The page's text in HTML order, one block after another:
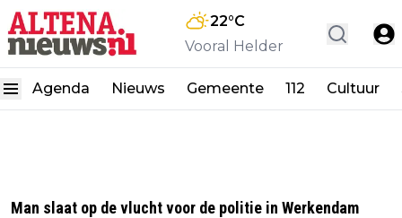
22°C
Vooral Helder
Agenda Nieuws Gemeente 112 Cultuur
Man slaat op de vlucht voor de politie in Werkendam